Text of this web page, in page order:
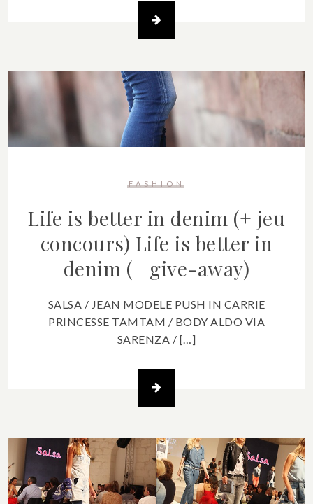
FASHION
Life is better in denim (+ jeu
concours) Life is better in
denim (+ give-away)
SALSA / JEAN MODELE PUSH IN CARRIE
PRINCESSE TAMTAM / BODY ALDO VIA
SARENZA / […]